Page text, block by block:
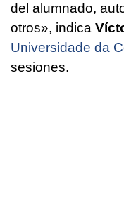
del alumnado,
otros», indica
Universidade da
sesiones.